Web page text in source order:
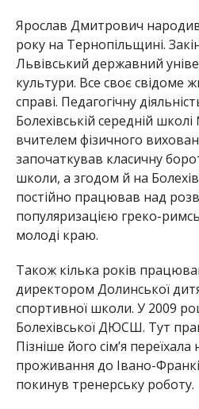
Ярослав Дмитрович
року на Тернопільщині.
Львівський державний
культури. Все своє свідоме
справі. Педагогічну
Болехівській середній
вчителем фізичного
започаткував класичну
школи, а згодом й на
постійно працював над
популяризацією греко-
молоді краю.
Також кілька років
директором Долинської
спортивної школи. У 2009
Болехівської ДЮСШ. Тут
Пізніше його сім’я переїхала
проживання до Івано-
покинув тренерську роботу.